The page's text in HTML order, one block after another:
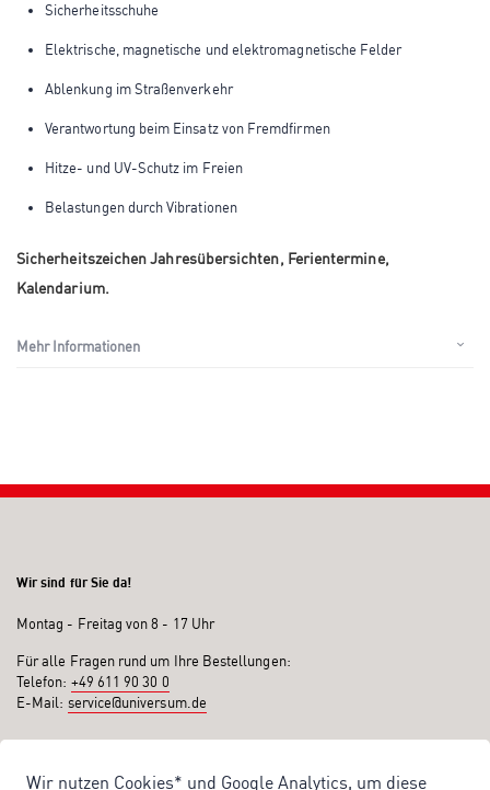
Wir nutzen Cookies* und Google Analytics, um diese
Sicherheitsschuhe
Elektrische, magnetische und elektromagnetische Felder
Ablenkung im Straßenverkehr
Verantwortung beim Einsatz von Fremdfirmen
Hitze- und UV-Schutz im Freien
Belastungen durch Vibrationen
Sicherheitszeichen Jahresübersichten, Ferientermine,
Kalendarium.
Mehr Informationen
Wir sind für Sie da!
Montag - Freitag von 8 - 17 Uhr
Für alle Fragen rund um Ihre Bestellungen:
Telefon: +49 611 90 30 0
E-Mail: service@universum.de